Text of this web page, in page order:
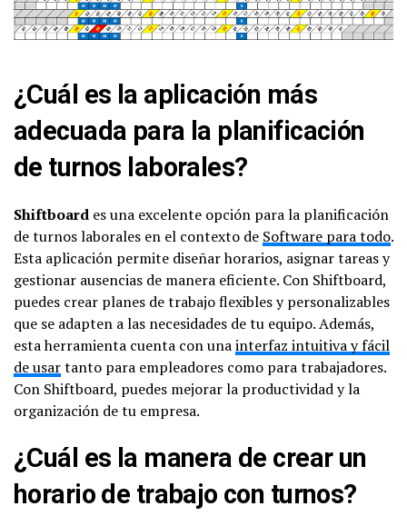
¿Cuál es la aplicación más
adecuada para la planificación
de turnos laborales?
Shiftboard es una excelente opción para la planificación
de turnos laborales en el contexto de Software para todo.
Esta aplicación permite diseñar horarios, asignar tareas y
gestionar ausencias de manera eficiente. Con Shiftboard,
puedes crear planes de trabajo flexibles y personalizables
que se adapten a las necesidades de tu equipo. Además,
esta herramienta cuenta con unainterfaz intuitiva y fácil
de usartanto para empleadores como para trabajadores.
Con Shiftboard, puedes mejorar la productividad y la
organización de tu empresa.
¿Cuál es la manera de crear un
horario de trabajo con turnos?